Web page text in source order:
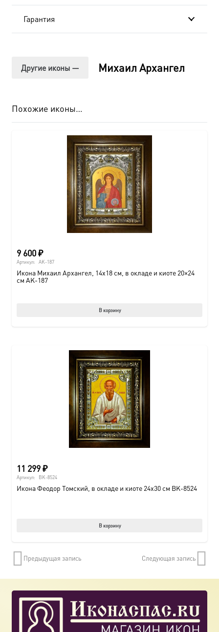
Гарантия
Другие иконы — Михаил Архангел
Похожие иконы…
9 600₽
Артикул: AK-187
Икона Михаил Архангел, 14х18 см, в окладе и киоте 20×24
см AK-187
В корзину
11 299₽
Артикул: BK-8524
Икона Феодор Томский, в окладе и киоте 24х30 см BK-8524
В корзину
Предыдущая запись Следующая запись